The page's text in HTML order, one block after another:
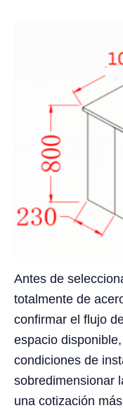
Antes de
totalmente de
confirmar el flujo
espacio
condiciones de
sobredimensionar
una cotización